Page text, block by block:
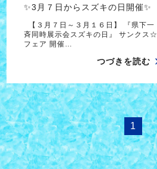
✨3月７日からスズキの日開催✨
【３月７日～３月１６日】 『県下一
斉同時展示会スズキの日』 サンクス☆
フェア 開催…
つづきを読む
1